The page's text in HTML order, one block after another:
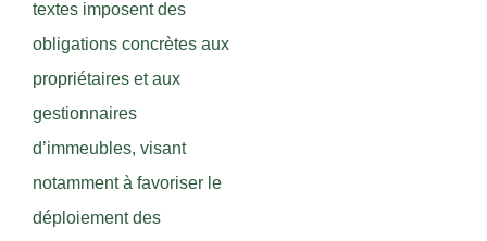
textes imposent des
obligations concrètes aux
propriétaires et aux
gestionnaires
d’immeubles, visant
notamment à favoriser le
déploiement des